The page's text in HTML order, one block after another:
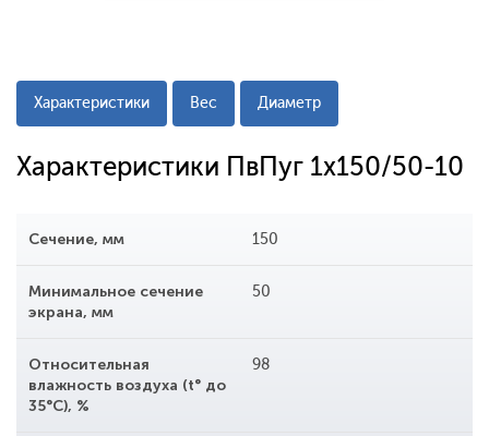
Характеристики Вес Диаметр
Характеристики ПвПуг 1x150/50-10
Сечение, мм 150
Минимальное сечение
экрана, мм
50
Относительная
влажность воздуха (t° до
35°С), %
98